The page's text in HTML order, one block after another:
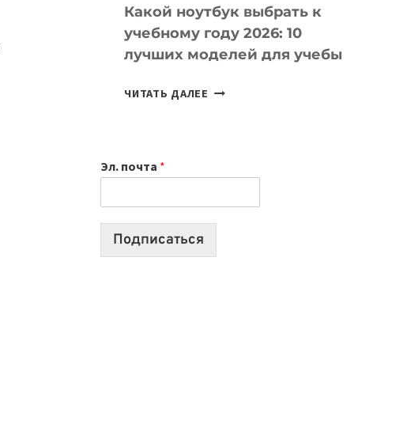
КОДА
Какой ноутбук выбрать к
учебному году 2026: 10
лучших моделей для учебы
ЧИТАТЬ ДАЛЕЕ КАКОЙ
2026:
10
Эл. почта *
Подписаться